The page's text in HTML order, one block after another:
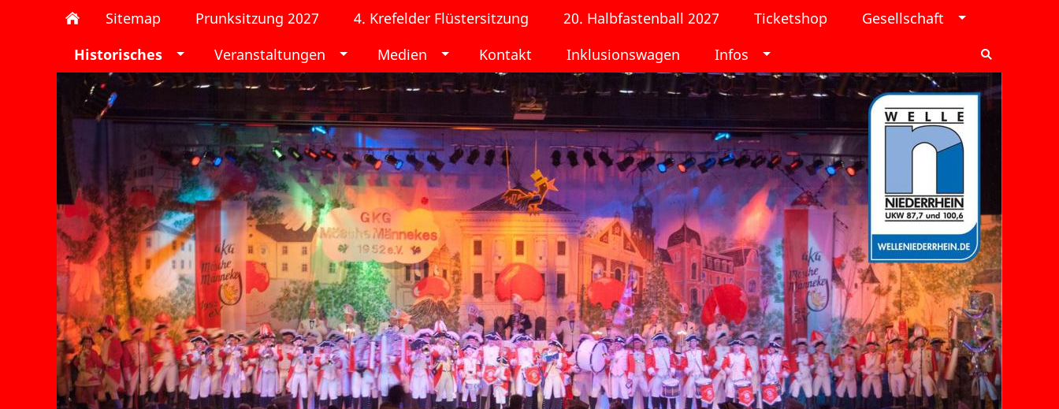
Sitemap Prunksitzung 2027 4. Krefelder Flüstersitzung 20. Halbfastenball 2027 Ticketshop
Gesellschaft
Historisches
Veranstaltungen Medien Kontakt Inklusionswagen Infos